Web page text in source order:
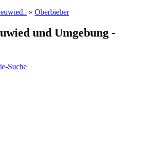
» Oberbieber
und Umgebung -
Suche